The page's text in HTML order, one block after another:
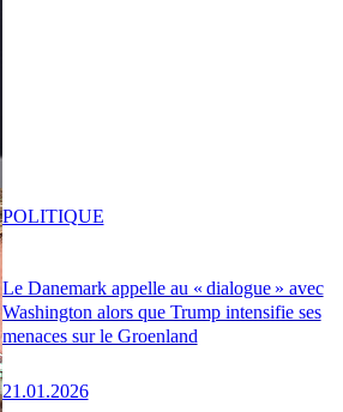
Le Danemark appelle au « dialogue » avec
Washington alors que Trump intensifie ses
menaces sur le Groenland
21.01.2026
POLITIQUE